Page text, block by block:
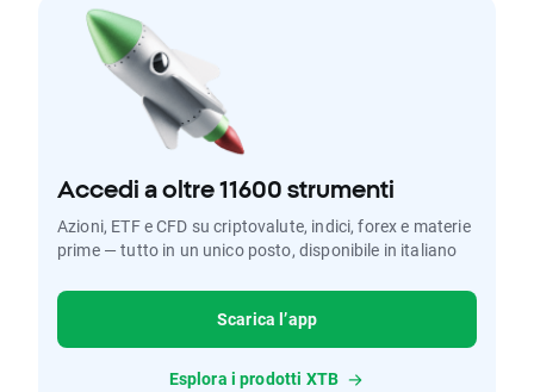
Accedi a oltre 11600 strumenti
Azioni, ETF e CFD su criptovalute, indici, forex e materie
prime — tutto in un unico posto, disponibile in italiano
Scarica l’app
Esplora i prodotti XTB